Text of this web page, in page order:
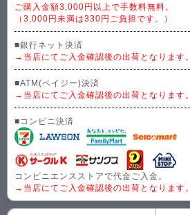
ご購入金額3,000円以上で手数料無料。
（3,000円未満は330円ご負担です。）
■銀行ネット決済
→当店にてご入金確認後の出荷となります。
■ATM(ペイジー)決済
→当店にてご入金確認後の出荷となります。
■コンビニ決済
コンビニエンスストアで代金ご入金。
→当店にてご入金確認後の出荷となります。